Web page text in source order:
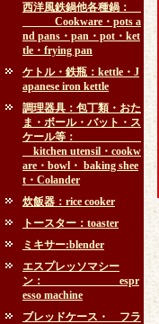
西洋風鉄鍋他各種鍋：
Cookware・pots a
nd pans・pan・pot・ket
tle・frying pan
ケトル・鉄瓶：kettle・J
apanese iron kettle
調理器具：包丁類・おた
ま・ボール・バット・ス
ケール等：
kitchen utensil・cookw
are・bowl・ baking shee
t・Colander
炊飯器：rice cooker
トースター：toaster
ミキサー:blender
エスプレッソマシー
ン： espr
esso machine
ブレッドケース・ フラ